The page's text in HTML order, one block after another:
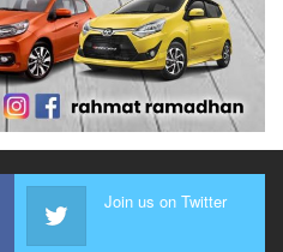
Join us on Twitter